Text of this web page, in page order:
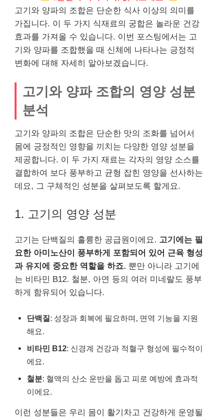
고기와 양파의 조합은 단순한 식사 이상의 의미를
가집니다. 이 두 가지 식재료의 궁합은 놀라운 건강
효과를 가져올 수 있습니다. 이번 포스팅에서는 고
기와 양파를 조합했을 때 신체에 나타나는 긍정적
변화에 대해 자세히 알아보겠습니다.
고기와 양파 조합의 영양 성분
분석
고기와 양파의 조합은 단순한 맛의 조화를 넘어서
몸에 긍정적인 영향을 끼치는 다양한 영양 성분을
제공합니다. 이 두 가지 재료는 각자의 영양 소스를
결합하여 보다 풍부하고 균형 잡힌 영양을 선사하는
데요, 그 구체적인 성분을 살펴보도록 할게요.
1. 고기의 영양 성분
고기는 단백질의 훌륭한 공급원이에요. 고기에는 필
요한 아미노산이 풍부하게 포함되어 있어 근육 형성
과 유지에 중요한 역할을 하죠. 뿐만 아니라 고기에
는 비타민 B12. 철분, 아연 등의 여러 미네랄도 풍부
하게 함유되어 있습니다.
단백질: 성장과 회복에 필요하며, 면역 기능을 지원
해요.
비타민 B12: 신경계 건강과 적혈구 형성에 필수적이
에요.
철분: 혈액의 산소 운반을 돕고 피로 예방에 효과적
이에요.
이런 성분들은 우리 몸이 활기차고 건강하게 운영될